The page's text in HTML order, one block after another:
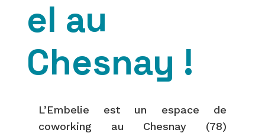
el au
Chesnay !
L’Embelie est un espace de
coworking au Chesnay (78)